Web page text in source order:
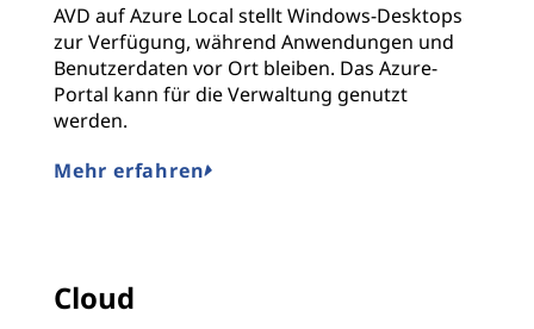
AVD auf Azure Local stellt Windows-Desktops
zur Verfügung, während Anwendungen und
Benutzerdaten vor Ort bleiben. Das Azure-
Portal kann für die Verwaltung genutzt
werden.
Mehr erfahren
Cloud